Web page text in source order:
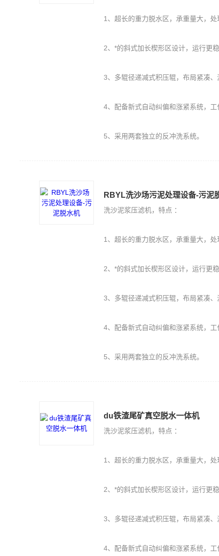
1、超长的重力脱水区，承重量大，
2、*的斜式加长楔形区设计，运行更
3、多辊径递减式积压辊，布局紧凑
4、配备新式自动纠偏和涨紧系统，
5、采用两套独立的反冲洗系统。
RBYL洗沙场污泥处理设备-污泥
洗沙泥浆压滤机，特点 ：
1、超长的重力脱水区，承重量大，
2、*的斜式加长楔形区设计，运行更
3、多辊径递减式积压辊，布局紧凑
4、配备新式自动纠偏和涨紧系统，
5、采用两套独立的反冲洗系统。
du铁渣尾矿真空脱水一体机
洗沙泥浆压滤机，特点 ：
1、超长的重力脱水区，承重量大，
2、*的斜式加长楔形区设计，运行更
3、多辊径递减式积压辊，布局紧凑
4、配备新式自动纠偏和涨紧系统，